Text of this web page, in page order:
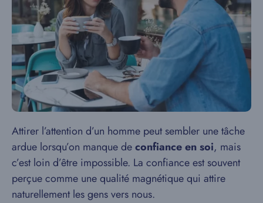
Attirer l’attention d’un homme peut sembler une tâche
ardue lorsqu’on manque deconfiance en soi, mais
c’est loin d’être impossible. La confiance est souvent
perçue comme une qualité magnétique qui attire
naturellement les gens vers nous.